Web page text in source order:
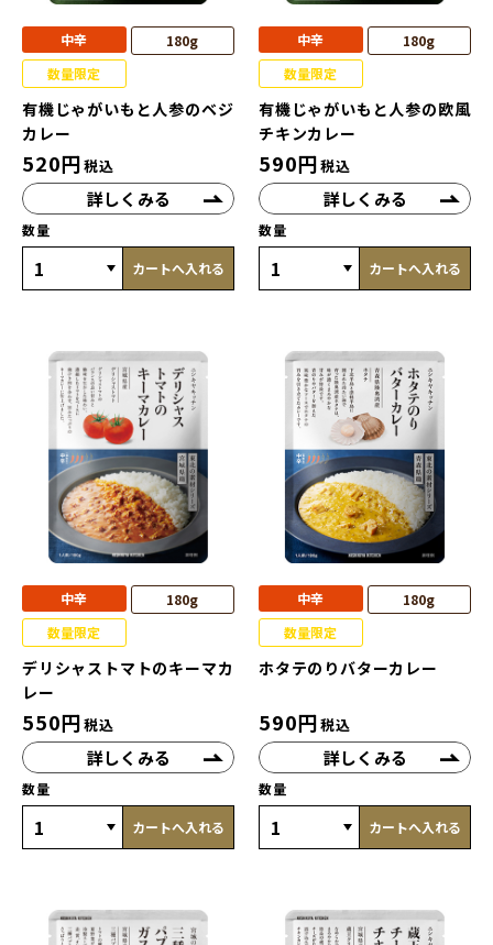
中辛
180g
数量限定
有機じゃがいもと人参のベジ
カレー
520円税込
詳しくみる
数量
カートへ入れる
中辛
180g
数量限定
有機じゃがいもと人参の欧風
チキンカレー
590円税込
詳しくみる
数量
カートへ入れる
中辛
180g
数量限定
デリシャストマトのキーマカ
レー
550円税込
詳しくみる
数量
カートへ入れる
中辛
180g
数量限定
ホタテのりバターカレー
590円税込
詳しくみる
数量
カートへ入れる